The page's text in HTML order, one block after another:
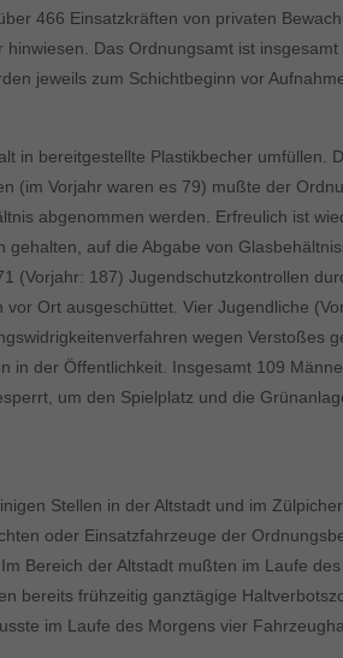
466 Einsatzkräften von privaten
Das Ordnungsamt ist
jeweils zum Schichtbeginn vor
bereitgestellte Plastikbecher umfüllen.
Vorjahr waren es 79) mußte der
abgenommen werden. Erfreulich ist
auf die Abgabe von
187) Jugendschutzkontrollen
Ort ausgeschüttet. Vier Jugendliche
wegen Verstoßes
der Öffentlichkeit. Insgesamt 109
um den Spielplatz und die
Stellen in der Altstadt und im
oder Einsatzfahrzeuge der
Bereich der Altstadt mußten im Laufe
bereits frühzeitig ganztägige
im Laufe des Morgens vier